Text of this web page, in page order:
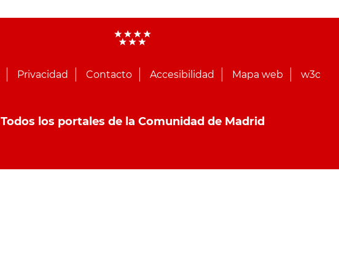
Privacidad Contacto Accesibilidad Mapa web w3c
Todos los portales de la Comunidad de Madrid